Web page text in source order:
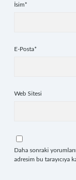
İsim*
E-Posta*
Web Sitesi
Daha sonraki
adresim bu tarayıcıya